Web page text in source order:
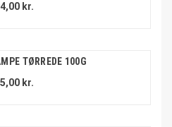
kr.
TØRREDE 100G
kr.